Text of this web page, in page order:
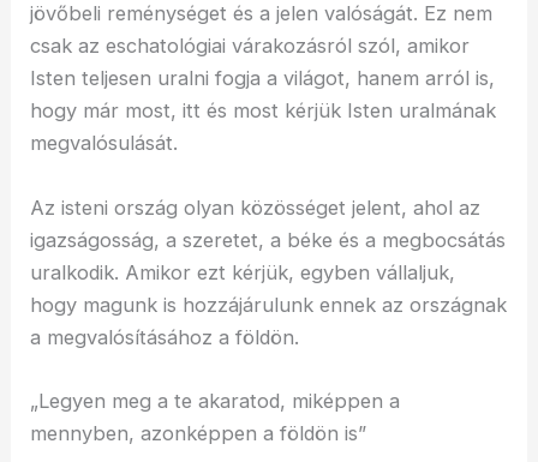
jövőbeli reménységet és a jelen valóságát. Ez nem
csak az eschatológiai várakozásról szól, amikor
Isten teljesen uralni fogja a világot, hanem arról is,
hogy már most, itt és most kérjük Isten uralmának
megvalósulását.
Az isteni ország olyan közösséget jelent, ahol az
igazságosság, a szeretet, a béke és a megbocsátás
uralkodik. Amikor ezt kérjük, egyben vállaljuk,
hogy magunk is hozzájárulunk ennek az országnak
a megvalósításához a földön.
„Legyen meg a te akaratod, miképpen a
mennyben, azonképpen a földön is”